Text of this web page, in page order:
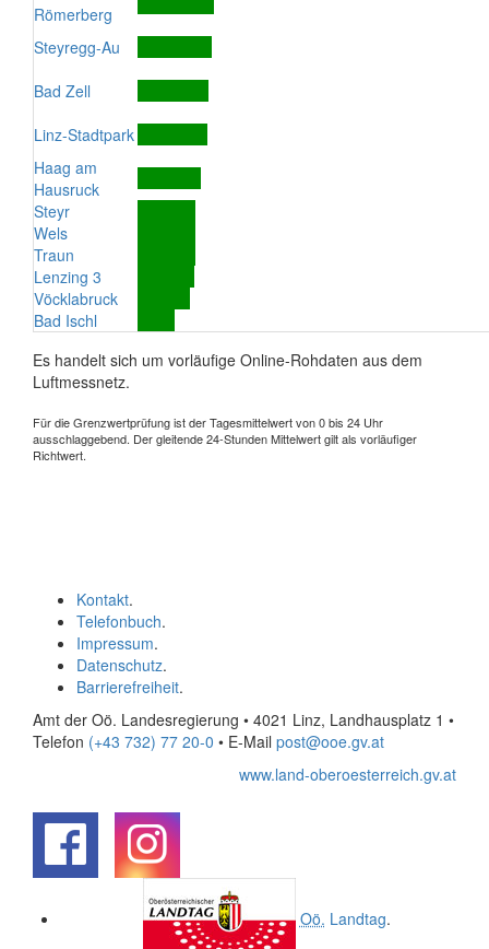
Römerberg
Steyregg-Au
Bad Zell
Linz-Stadtpark
Haag am
Hausruck
Steyr
Wels
Traun
Lenzing 3
Vöcklabruck
Bad Ischl
Es handelt sich um vorläufige Online-Rohdaten aus dem
Luftmessnetz.
Für die Grenzwertprüfung ist der Tagesmittelwert von 0 bis 24 Uhr
ausschlaggebend. Der gleitende 24-Stunden Mittelwert gilt als vorläufiger
Richtwert.
Kontakt.
Telefonbuch.
Impressum.
Datenschutz.
Barrierefreiheit.
Amt der Oö. Landesregierung • 4021 Linz, Landhausplatz 1 •
Telefon (+43 732) 77 20-0 • E-Mail post@ooe.gv.at
www.land-oberoesterreich.gv.at
Oö. Landtag.